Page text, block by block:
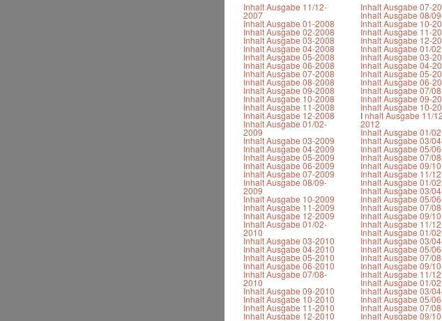
Inhalt Ausgabe 11/12-
2007
Inhalt Ausgabe 01-2008
Inhalt Ausgabe 02-2008
Inhalt Ausgabe 03-2008
Inhalt Ausgabe 04-2008
Inhalt Ausgabe 05-2008
Inhalt Ausgabe 06-2008
Inhalt Ausgabe 07-2008
Inhalt Ausgabe 08-2008
Inhalt Ausgabe 09-2008
Inhalt Ausgabe 10-2008
Inhalt Ausgabe 11-2008
Inhalt Ausgabe 12-2008
Inhalt Ausgabe 01/02-
2009
Inhalt Ausgabe 03-2009
Inhalt Ausgabe 04-2009
Inhalt Ausgabe 05-2009
Inhalt Ausgabe 06-2009
Inhalt Ausgabe 07-2009
Inhalt Ausgabe 08/09-
2009
Inhalt Ausgabe 10-2009
Inhalt Ausgabe 11-2009
Inhalt Ausgabe 12-2009
Inhalt Ausgabe 01/02-
2010
Inhalt Ausgabe 03-2010
Inhalt Ausgabe 04-2010
Inhalt Ausgabe 05-2010
Inhalt Ausgabe 06-2010
Inhalt Ausgabe 07/08-
2010
Inhalt Ausgabe 09-2010
Inhalt Ausgabe 10-2010
Inhalt Ausgabe 11-2010
Inhalt Ausgabe 12-2010
Inhalt Ausgabe 07-
Inhalt Ausgabe 08/
Inhalt Ausgabe 10-
Inhalt Ausgabe 11-
Inhalt Ausgabe 12-
Inhalt Ausgabe 01/
Inhalt Ausgabe 03-
Inhalt Ausgabe 04-
Inhalt Ausgabe 05-
Inhalt Ausgabe 06-
Inhalt Ausgabe 07/
Inhalt Ausgabe 09-
Inhalt Ausgabe 10-
Inhalt Ausgabe 11/
2012
Inhalt Ausgabe 01/
Inhalt Ausgabe 03/
Inhalt Ausgabe 05/
Inhalt Ausgabe 07/
Inhalt Ausgabe 09/
Inhalt Ausgabe 11/
Inhalt Ausgabe 01/
Inhalt Ausgabe 03/
Inhalt Ausgabe 05/
Inhalt Ausgabe 07/
Inhalt Ausgabe 09/
Inhalt Ausgabe 11/
Inhalt Ausgabe 01/
Inhalt Ausgabe 03/
Inhalt Ausgabe 05/
Inhalt Ausgabe 07/
Inhalt Ausgabe 09/
Inhalt Ausgabe 11/
Inhalt Ausgabe 01/
Inhalt Ausgabe 03/
Inhalt Ausgabe 05/
Inhalt Ausgabe 07/
Inhalt Ausgabe 09/